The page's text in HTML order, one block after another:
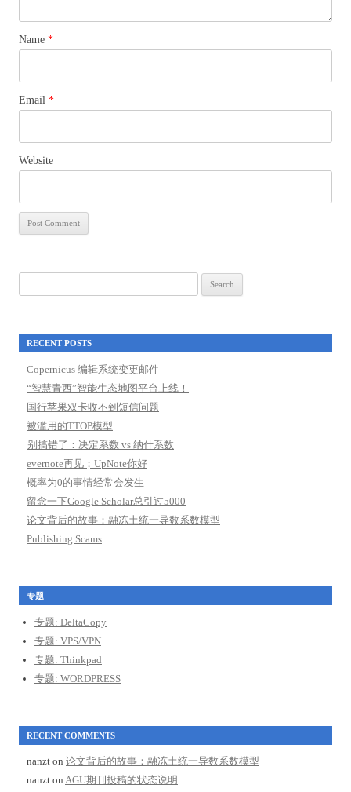
Name *
Email *
Website
for:
RECENT POSTS
Copernicus 编辑系统变更邮件
“智慧青西”智能生态地图平台上线！
国行苹果双卡收不到短信问题
被滥用的TTOP模型
别搞错了：决定系数 vs 纳什系数
evernote再见；UpNote你好
概率为0的事情经常会发生
留念一下Google Scholar总引过5000
论文背后的故事：融冻土统一导数系数模型
Publishing Scams
专题
专题: DeltaCopy
专题: VPS/VPN
专题: Thinkpad
专题: WORDPRESS
RECENT COMMENTS
nanzt on 论文背后的故事：融冻土统一导数系数模型
nanzt on AGU期刊投稿的状态说明